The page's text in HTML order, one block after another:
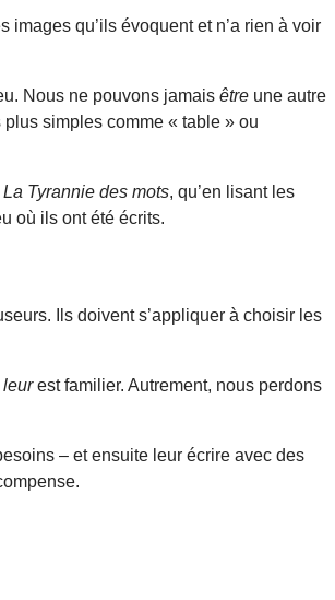
images qu’ils évoquent et n’a rien à voir
Nous ne pouvons jamais être une autre
simples comme « table » ou
La Tyrannie des mots, qu’en lisant les
où ils ont été écrits.
Ils doivent s’appliquer à choisir les
leurest familier. Autrement, nous perdons
– et ensuite leur écrire avec des